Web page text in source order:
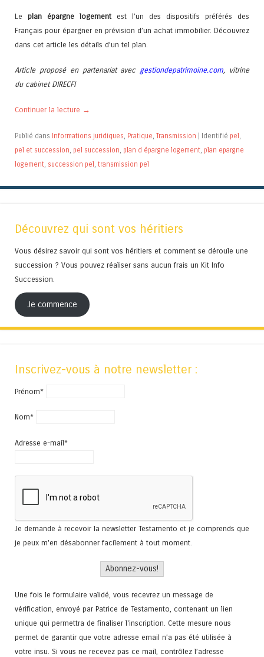
Le plan épargne logementest l’un des dispositifs préférés des
Français pour épargner en prévision d’un achat immobilier. Découvrez
dans cet article les détails d’un tel plan.
Article proposé en partenariat avec gestiondepatrimoine.com, vitrine
du cabinet DIRECFI
Continuer la lecture →
Publié dans Informations juridiques Pratique Transmission | Identifié pel
pel et succession pel succession plan d épargne logement plan epargne
logement succession pel transmission pel
Découvrez qui sont vos héritiers
Vous désirez savoir qui sont vos héritiers et comment se déroule une
succession ? Vous pouvez réaliser sans aucun frais un Kit Info
Succession.
Je commence
Inscrivez-vous à notre newsletter :
Prénom*
Nom*
Adresse e-mail*
Je demande à recevoir la newsletter Testamento et je comprends que
je peux m'en désabonner facilement à tout moment.
Une fois le formulaire validé, vous recevrez un message de
vérification, envoyé par Patrice de Testamento, contenant un lien
unique qui permettra de finaliser l'inscription. Cette mesure nous
permet de garantir que votre adresse email n’a pas été utilisée à
votre insu. Si vous ne recevez pas ce mail, contrôlez l’adresse